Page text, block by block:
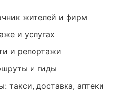
жителей и фирм
и услугах
и репортажи
и гиды
такси, доставка, аптеки